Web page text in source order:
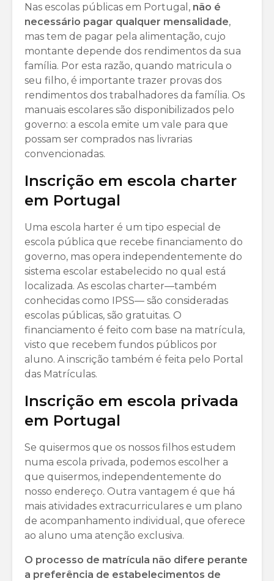
Nas escolas públicas em Portugal, não é
necessário pagar qualquer mensalidade,
mas tem de pagar pela alimentação, cujo
montante depende dos rendimentos da sua
família. Por esta razão, quando matricula o
seu filho, é importante trazer provas dos
rendimentos dos trabalhadores da família. Os
manuais escolares são disponibilizados pelo
governo: a escola emite um vale para que
possam ser comprados nas livrarias
convencionadas.
Inscrição em escola charter
em Portugal
Uma escola harter é um tipo especial de
escola pública que recebe financiamento do
governo, mas opera independentemente do
sistema escolar estabelecido no qual está
localizada. As escolas charter—também
conhecidas como IPSS— são consideradas
escolas públicas, são gratuitas. O
financiamento é feito com base na matrícula,
visto que recebem fundos públicos por
aluno. A inscrição também é feita pelo Portal
das Matrículas.
Inscrição em escola privada
em Portugal
Se quisermos que os nossos filhos estudem
numa escola privada, podemos escolher a
que quisermos, independentemente do
nosso endereço. Outra vantagem é que há
mais atividades extracurriculares e um plano
de acompanhamento individual, que oferece
ao aluno uma atenção exclusiva.
O processo de matrícula não difere perante
a preferência de estabelecimentos de